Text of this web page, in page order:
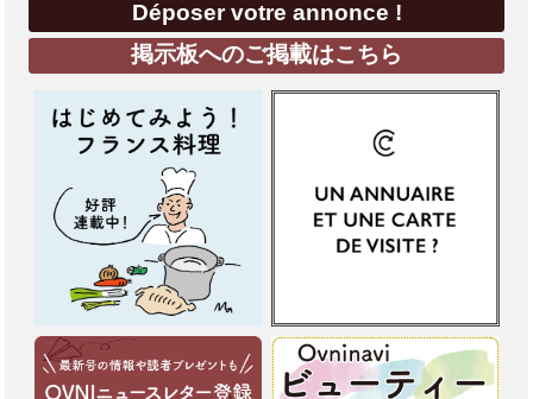
Déposer votre annonce !
掲示板へのご掲載はこちら